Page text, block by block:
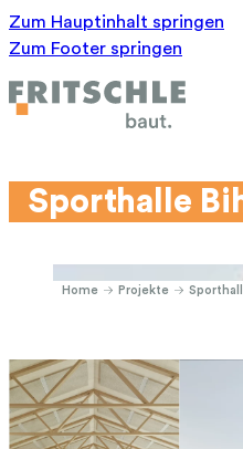
Zum Hauptinhalt springen
Zum Footer springen
Sporthalle
Home Projekte